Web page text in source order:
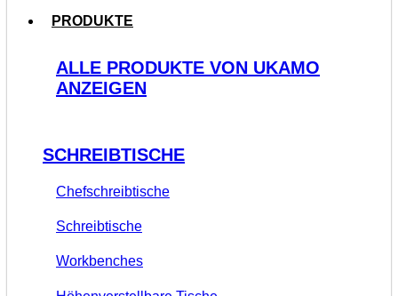
PRODUKTE
ALLE PRODUKTE VON UKAMO
ANZEIGEN
SCHREIBTISCHE
Chefschreibtische
Schreibtische
Workbenches